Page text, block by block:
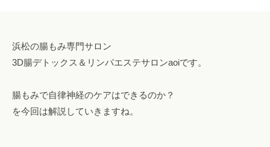
浜松の腸もみ専門サロン
3D腸デトックス＆リンパエステサロンaoiです。
腸もみで自律神経のケアはできるのか？
を今回は解説していきますね。